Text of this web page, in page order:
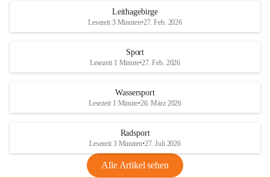
Maßnahmen zur Bekämpfung
Rebe und der Amerikanischen
Anhang VBl. EU Nr. 18
1 Seite•1,4 MB
VBl. EU Nr. 18_2026
Leithagebirge
Lesezeit 3 Minuten•27. Feb. 2026
Sport
Lesezeit 1 Minute•27. Feb. 2026
Wassersport
Lesezeit 1 Minute•26. März 2026
Radsport
Lesezeit 3 Minuten•27. Juli 2026
Alle Artikel sehen